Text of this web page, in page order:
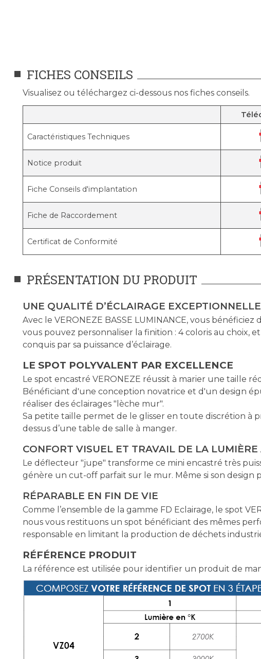
FICHES CONSEILS
Visualisez ou téléchargez ci-dessous nos fiches conseils.
Caractéristiques Techniques
Notice produit
Fiche Conseils d'implantation
Fiche de Raccordement
Certificat de Conformité
PRÉSENTATION DU PRODUIT
UNE QUALITÉ D’ÉCLAIRAGE
Avec le VERONEZE BASSE LUMINANCE, vous
vous pouvez personnaliser la finition : 4 coloris au choix,
conquis par sa puissance d’éclairage.
LE SPOT POLYVALENT PAR EXCELLENCE
Le spot encastré VERONEZE réussit à marier une taille
Bénéficiant d'une conception novatrice et d'un design
réaliser des éclairages "lèche mur".
Sa petite taille permet de le glisser en toute discrétion à
dessus d’une table de salle à manger.
CONFORT VISUEL ET TRAVAIL DE LA
Le déflecteur "jupe" transforme ce mini encastré très
génère un cut-off parfait sur le mur. Même si son design
RÉPARABLE EN FIN DE VIE
Comme l’ensemble de la gamme FD Eclairage, le spot
nous vous restituons un spot bénéficiant des mêmes
responsable en limitant la production de déchets
RÉFÉRENCE PRODUIT
La référence est utilisée pour identifier un produit de